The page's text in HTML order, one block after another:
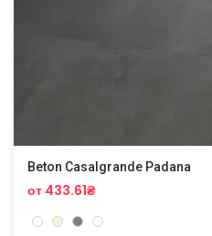
Beton Casalgrande Padana
от 433.61₴